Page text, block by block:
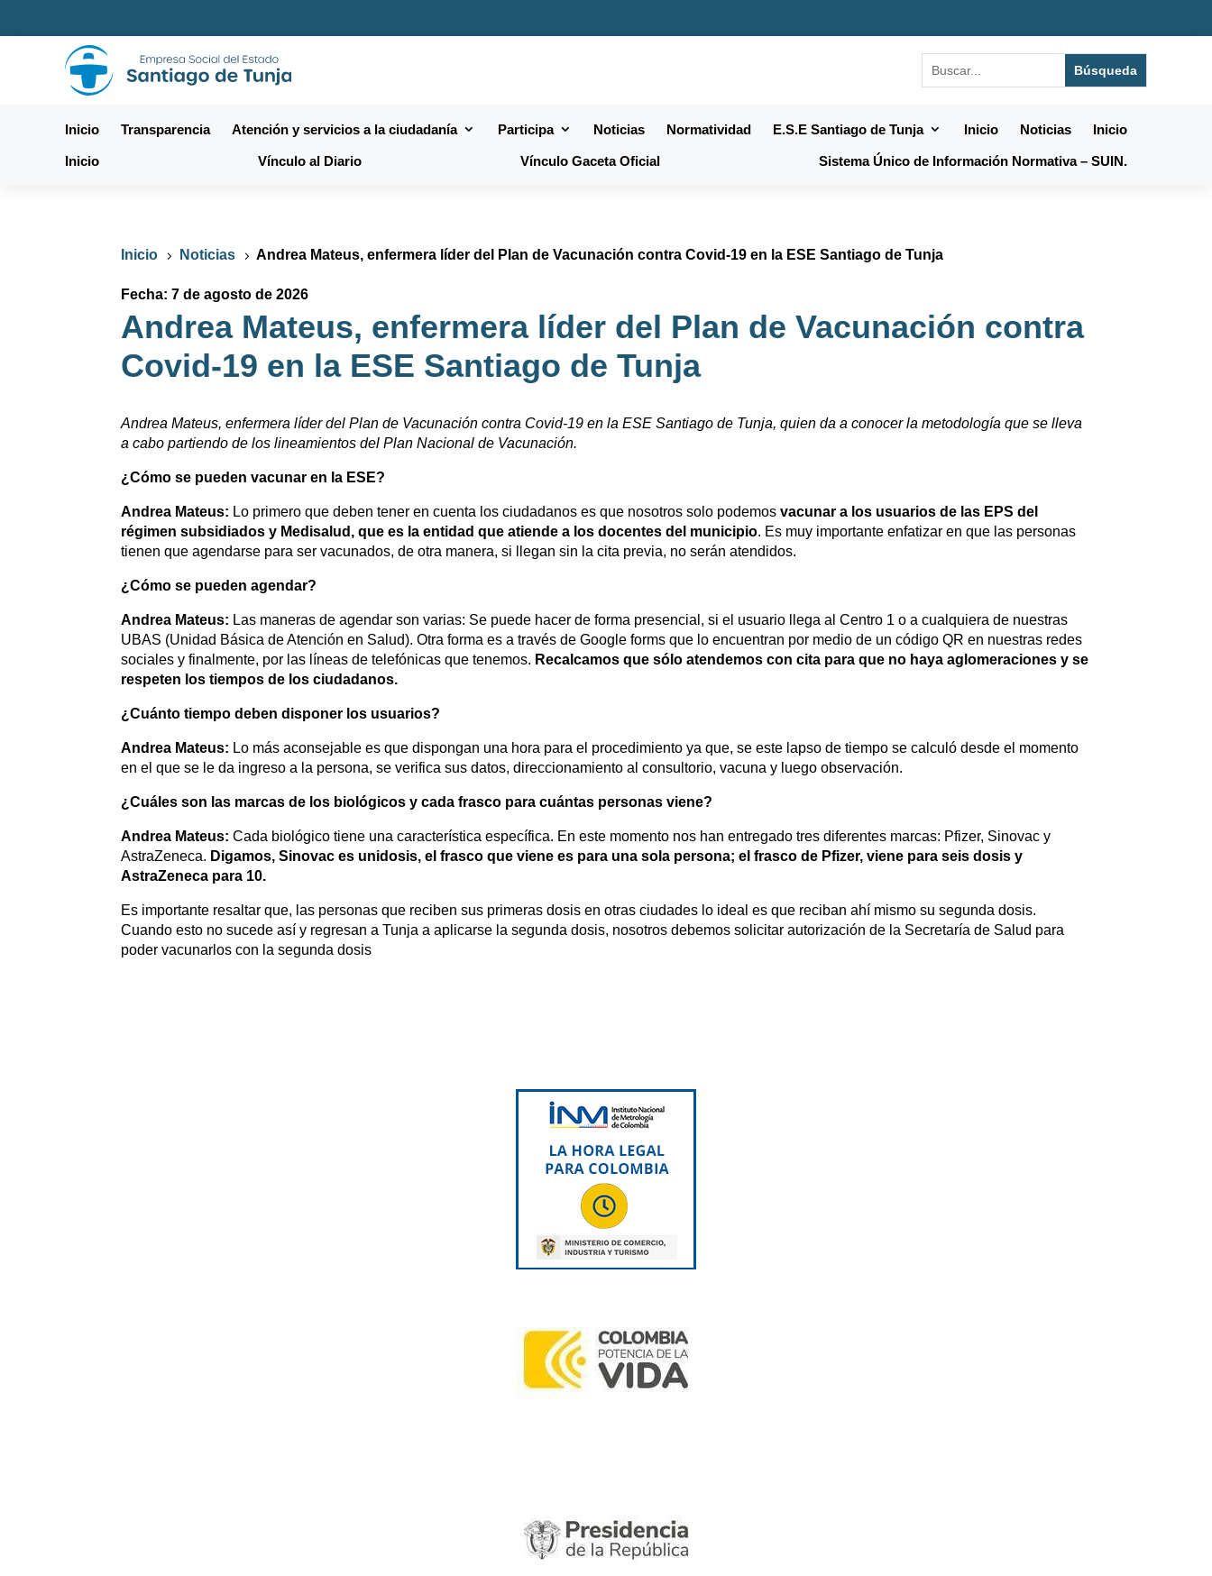
Inicio Transparencia Atención y servicios a la ciudadanía Participa Noticias Normatividad E.S.E Santiago de Tunja Inicio Noticias Inicio
Inicio Vínculo al Diario Vínculo Gaceta Oficial Sistema Único de Información Normativa – SUIN.
Inicio 5 Noticias 5 Andrea Mateus, enfermera líder del Plan de Vacunación contra Covid-19 en la ESE Santiago de Tunja
Fecha: 7 de agosto de 2026
Andrea Mateus, enfermera líder del Plan de Vacunación contra
Covid-19 en la ESE Santiago de Tunja
Andrea Mateus, enfermera líder del Plan de Vacunación contra Covid-19 en la ESE Santiago de Tunja, quien da a conocer la metodología que se lleva
a cabo partiendo de los lineamientos del Plan Nacional de Vacunación.
¿Cómo se pueden vacunar en la ESE?
Andrea Mateus: Lo primero que deben tener en cuenta los ciudadanos es que nosotros solo podemosvacunar a los usuarios de las EPS del
régimen subsidiados y Medisalud, que es la entidad que atiende a los docentes del municipio. Es muy importante enfatizar en que las personas
tienen que agendarse para ser vacunados, de otra manera, si llegan sin la cita previa, no serán atendidos.
¿Cómo se pueden agendar?
Andrea Mateus: Las maneras de agendar son varias: Se puede hacer de forma presencial, si el usuario llega al Centro 1 o a cualquiera de nuestras
UBAS (Unidad Básica de Atención en Salud). Otra forma es a través de Google forms que lo encuentran por medio de un código QR en nuestras redes
sociales y finalmente, por las líneas de telefónicas que tenemos. Recalcamos que sólo atendemos con cita para que no haya aglomeraciones y se
respeten los tiempos de los ciudadanos.
¿Cuánto tiempo deben disponer los usuarios?
Andrea Mateus: Lo más aconsejable es que dispongan una hora para el procedimiento ya que, se este lapso de tiempo se calculó desde el momento
en el que se le da ingreso a la persona, se verifica sus datos, direccionamiento al consultorio, vacuna y luego observación.
¿Cuáles son las marcas de los biológicos y cada frasco para cuántas personas viene?
Andrea Mateus:Cada biológico tiene una característica específica. En este momento nos han entregado tres diferentes marcas: Pfizer, Sinovac y
AstraZeneca. Digamos, Sinovac es unidosis, el frasco que viene es para una sola persona; el frasco de Pfizer, viene para seis dosis y
AstraZeneca para 10.
Es importante resaltar que, las personas que reciben sus primeras dosis en otras ciudades lo ideal es que reciban ahí mismo su segunda dosis.
Cuando esto no sucede así y regresan a Tunja a aplicarse la segunda dosis, nosotros debemos solicitar autorización de la Secretaría de Salud para
poder vacunarlos con la segunda dosis